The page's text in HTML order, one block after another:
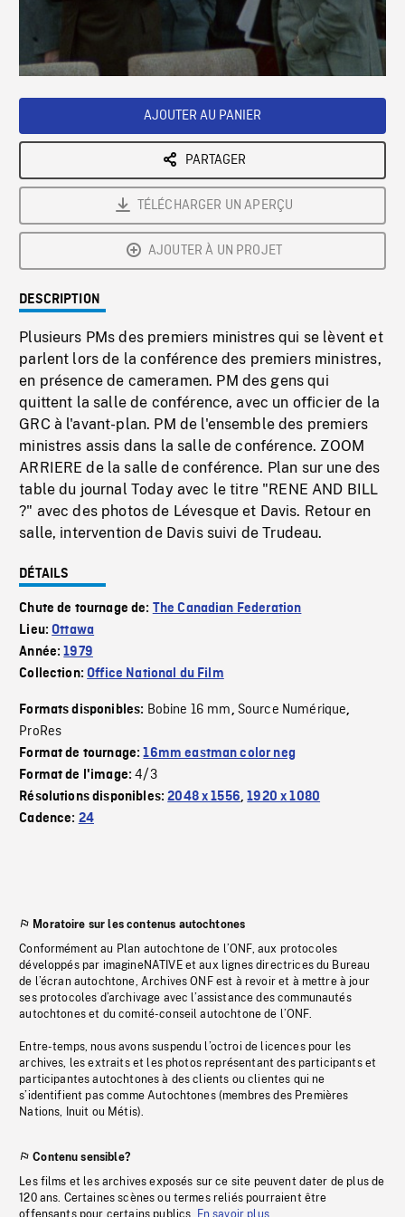
Loaded
Playback
AJOUTER AU PANIER
PARTAGER
TÉLÉCHARGER UN APERÇU
AJOUTER À UN PROJET
DESCRIPTION
Plusieurs PMs des premiers ministres qui se lèvent et
parlent lors de la conférence des premiers ministres,
en présence de cameramen. PM des gens qui
quittent la salle de conférence, avec un officier de la
GRC à l'avant-plan. PM de l'ensemble des premiers
ministres assis dans la salle de conférence. ZOOM
ARRIERE de la salle de conférence. Plan sur une des
table du journal Today avec le titre "RENE AND BILL
?" avec des photos de Lévesque et Davis. Retour en
salle, intervention de Davis suivi de Trudeau.
DÉTAILS
Chute de tournage de: The Canadian Federation
Lieu:Ottawa
Année:1979
Collection:Office National du Film
Formats disponibles: Bobine 16 mm, Source Numérique,
ProRes
Format de tournage:16mm eastman color neg
Format de l'image:4/3
Résolutions disponibles:2048 x 1556,1920 x 1080
Cadence: 24
Moratoire sur les contenus autochtones
Conformément au Plan autochtone de l’ONF, aux protocoles
développés par imagineNATIVE et aux lignes directrices du Bureau
de l’écran autochtone, Archives ONF est à revoir et à mettre à jour
ses protocoles d’archivage avec l’assistance des communautés
autochtones et du comité-conseil autochtone de l’ONF.
Entre-temps, nous avons suspendu l’octroi de licences pour les
archives, les extraits et les photos représentant des participants et
participantes autochtones à des clients ou clientes qui ne
s’identifient pas comme Autochtones (membres des Premières
Nations, Inuit ou Métis).
Contenu sensible?
Les films et les archives exposés sur ce site peuvent dater de plus de
120 ans. Certaines scènes ou termes reliés pourraient être
offensants pour certains publics.
En savoir plus